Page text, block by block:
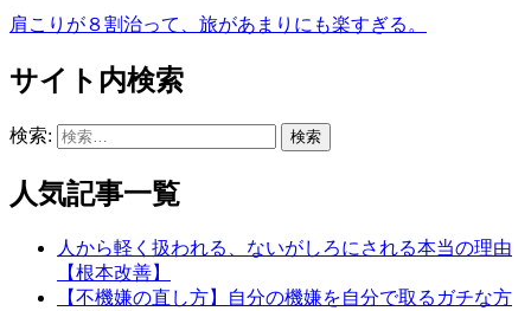
肩こりが８割治って、旅があまりにも楽すぎる。
サイト内検索
検索:
人気記事一覧
人から軽く扱われる、ないがしろにされる本当の理由
【根本改善】
【不機嫌の直し方】自分の機嫌を自分で取るガチな方